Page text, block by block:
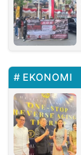
EKONOMI